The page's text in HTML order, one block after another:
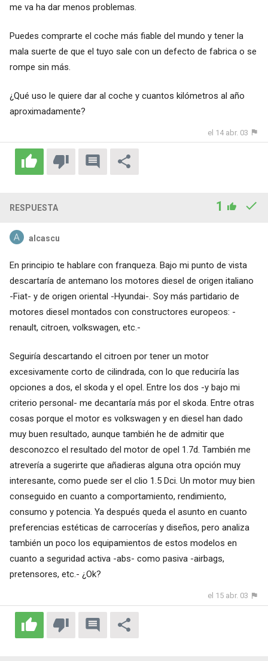
me va ha dar menos problemas.
Puedes comprarte el coche más fiable del mundo y tener la
mala suerte de que el tuyo sale con un defecto de fabrica o se
rompe sin más.
¿Qué uso le quiere dar al coche y cuantos kilómetros al año
aproximadamente?
el 14 abr. 03
RESPUESTA 1
alcascu
En principio te hablare con franqueza. Bajo mi punto de vista
descartaría de antemano los motores diesel de origen italiano
-Fiat- y de origen oriental -Hyundai-. Soy más partidario de
motores diesel montados con constructores europeos: -
renault, citroen, volkswagen, etc.-
Seguiría descartando el citroen por tener un motor
excesivamente corto de cilindrada, con lo que reduciría las
opciones a dos, el skoda y el opel. Entre los dos -y bajo mi
criterio personal- me decantaría más por el skoda. Entre otras
cosas porque el motor es volkswagen y en diesel han dado
muy buen resultado, aunque también he de admitir que
desconozco el resultado del motor de opel 1.7d. También me
atrevería a sugerirte que añadieras alguna otra opción muy
interesante, como puede ser el clio 1.5 Dci. Un motor muy bien
conseguido en cuanto a comportamiento, rendimiento,
consumo y potencia. Ya después queda el asunto en cuanto
preferencias estéticas de carrocerías y diseños, pero analiza
también un poco los equipamientos de estos modelos en
cuanto a seguridad activa -abs- como pasiva -airbags,
pretensores, etc.- ¿Ok?
el 15 abr. 03